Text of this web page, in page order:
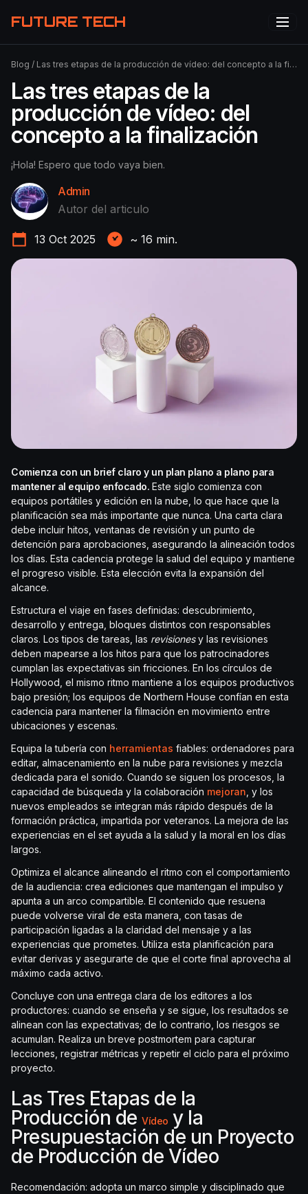
FUTURE TECH
Blog / Las tres etapas de la producción de vídeo: del concepto a la finalización
Las tres etapas de la
producción de vídeo: del
concepto a la finalización
¡Hola! Espero que todo vaya bien.
Admin
Autor del articulo
13 Oct 2025 ~ 16 min.
Comienza con un brief claro y un plan plano a plano para
mantener al equipo enfocado. Este siglo comienza con
equipos portátiles y edición en la nube, lo que hace que la
planificación sea más importante que nunca. Una carta clara
debe incluir hitos, ventanas de revisión y un punto de
detención para aprobaciones, asegurando la alineación todos
los días. Esta cadencia protege la salud del equipo y mantiene
el progreso visible. Esta elección evita la expansión del
alcance.
Estructura el viaje en fases definidas: descubrimiento,
desarrollo y entrega, bloques distintos con responsables
claros. Los tipos de tareas, las revisionesy las revisiones
deben mapearse a los hitos para que los patrocinadores
cumplan las expectativas sin fricciones. En los círculos de
Hollywood, el mismo ritmo mantiene a los equipos productivos
bajo presión; los equipos de Northern House confían en esta
cadencia para mantener la filmación en movimiento entre
ubicaciones y escenas.
Equipa la tubería con herramientas fiables: ordenadores para
editar, almacenamiento en la nube para revisiones y mezcla
dedicada para el sonido. Cuando se siguen los procesos, la
capacidad de búsqueda y la colaboración mejoran , y los
nuevos empleados se integran más rápido después de la
formación práctica, impartida por veteranos. La mejora de las
experiencias en el set ayuda a la salud y la moral en los días
largos.
Optimiza el alcance alineando el ritmo con el comportamiento
de la audiencia: crea ediciones que mantengan el impulso y
apunta a un arco compartible. El contenido que resuena
puede volverse viral de esta manera, con tasas de
participación ligadas a la claridad del mensaje y a las
experiencias que prometes. Utiliza esta planificación para
evitar derivas y asegurarte de que el corte final aprovecha al
máximo cada activo.
Concluye con una entrega clara de los editores a los
productores: cuando se enseña y se sigue, los resultados se
alinean con las expectativas; de lo contrario, los riesgos se
acumulan. Realiza un breve postmortem para capturar
lecciones, registrar métricas y repetir el ciclo para el próximo
proyecto.
Las Tres Etapas de la
Producción de Vídeo y la
Presupuestación de un Proyecto
de Producción de Vídeo
Recomendación: adopta un marco simple y disciplinado que